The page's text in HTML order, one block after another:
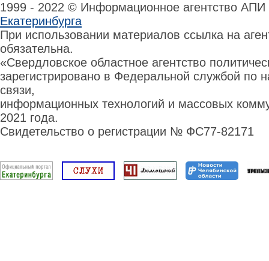
1999 - 2022 © Информационное агентство
Екатеринбурга
При использовании материалов ссылка на
обязательна.
«Свердловское областное агентство
зарегистрировано в Федеральной службой по
связи,
информационных технологий и массовых
2021 года.
Свидетельство о регистрации № ФС77-82171